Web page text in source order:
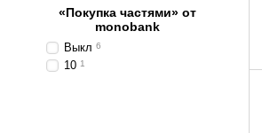
«Покупка частями» от
monobank
Выкл 6
10 1